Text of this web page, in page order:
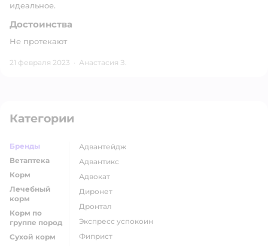
идеальное.
Достоинства
Не протекают
21 февраля 2023 · Анастасия З.
Категории
Бренды
Ветаптека
Корм
Лечебный
корм
Корм по
группе пород
Сухой корм
адвантейдж
адвантикс
адвокат
диронет
дронтал
экспресс успокоин
фиприст